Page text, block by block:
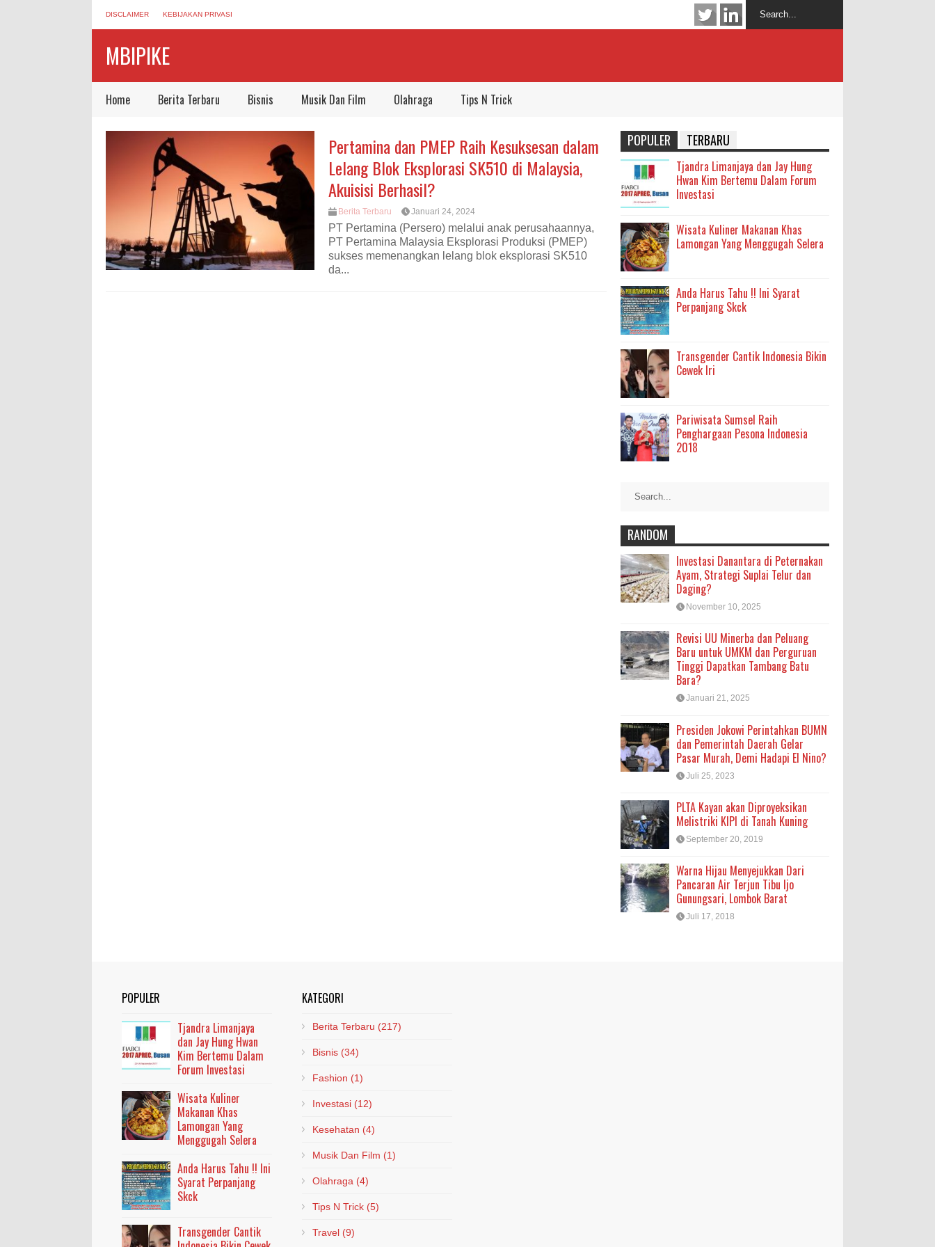
DISCLAIMER KEBIJAKAN PRIVASI
MBIPIKE
Home Berita Terbaru Bisnis Musik Dan Film Olahraga Tips N Trick
Pertamina dan PMEP Raih Kesuksesan dalam
Lelang Blok Eksplorasi SK510 di Malaysia,
Akuisisi Berhasil?
Berita Terbaru Januari 24, 2024
PT Pertamina (Persero) melalui anak perusahaannya,
PT Pertamina Malaysia Eksplorasi Produksi (PMEP)
sukses memenangkan lelang blok eksplorasi SK510
da...
POPULER TERBARU
Tjandra Limanjaya dan Jay Hung
Hwan Kim Bertemu Dalam Forum
Investasi
Wisata Kuliner Makanan Khas
Lamongan Yang Menggugah Selera
Anda Harus Tahu !! Ini Syarat
Perpanjang Skck
Transgender Cantik Indonesia Bikin
Cewek Iri
Pariwisata Sumsel Raih
Penghargaan Pesona Indonesia
2018
RANDOM
Investasi Danantara di Peternakan
Ayam, Strategi Suplai Telur dan
Daging?
November 10, 2025
Revisi UU Minerba dan Peluang
Baru untuk UMKM dan Perguruan
Tinggi Dapatkan Tambang Batu
Bara?
Januari 21, 2025
Presiden Jokowi Perintahkan BUMN
dan Pemerintah Daerah Gelar
Pasar Murah, Demi Hadapi El Nino?
Juli 25, 2023
PLTA Kayan akan Diproyeksikan
Melistriki KIPI di Tanah Kuning
September 20, 2019
Warna Hijau Menyejukkan Dari
Pancaran Air Terjun Tibu Ijo
Gunungsari, Lombok Barat
Juli 17, 2018
POPULER
Tjandra Limanjaya
dan Jay Hung Hwan
Kim Bertemu Dalam
Forum Investasi
Wisata Kuliner
Makanan Khas
Lamongan Yang
Menggugah Selera
Anda Harus Tahu !! Ini
Syarat Perpanjang
Skck
Transgender Cantik
KATEGORI
Berita Terbaru (217)
Bisnis (34)
Fashion (1)
Investasi (12)
Kesehatan (4)
Musik Dan Film (1)
Olahraga (4)
Tips N Trick (5)
Travel (9)